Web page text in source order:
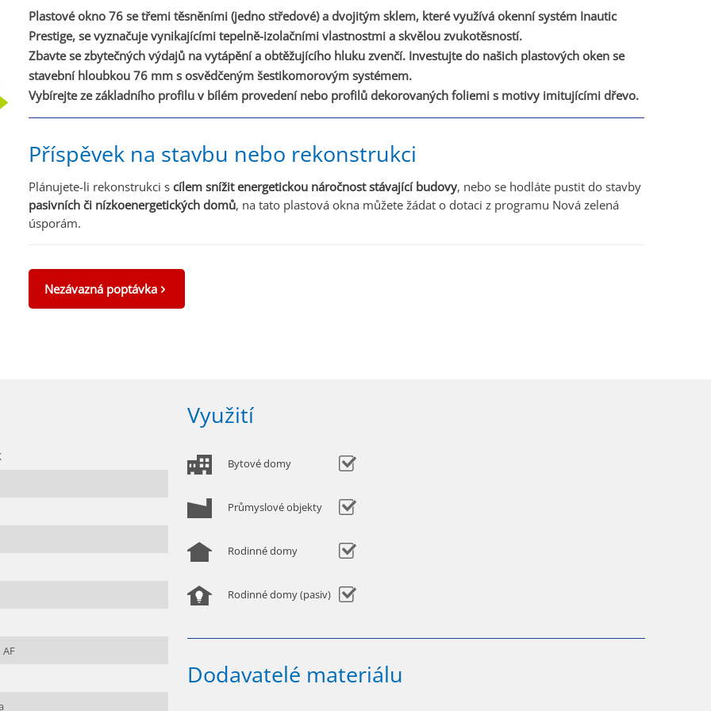
Plastové okno 76 se třemi těsněními (jedno středové) a dvojitým sklem, které využívá okenní systém Inautic
Prestige, se vyznačuje vynikajícími tepelně-izolačními vlastnostmi a skvělou zvukotěsností.
Zbavte se zbytečných výdajů na vytápění a obtěžujícího hluku zvenčí. Investujte do našich plastových oken se
stavební hloubkou 76 mm s osvědčeným šestikomorovým systémem.
Vybírejte ze základního profilu v bílém provedení nebo profilů dekorovaných foliemi s motivy imitujícími dřevo.
Příspěvek na stavbu nebo rekonstrukci
Plánujete-li rekonstrukci s cílem snížit energetickou náročnost stávající budovy, nebo se hodláte pustit do stavby
pasivních či nízkoenergetických domů, na tato plastová okna můžete žádat o dotaci z programu Nová zelená
úsporám.
Nezávazná poptávka
AF
Využití
Bytové domy
Průmyslové objekty
Rodinné domy
Rodinné domy (pasiv)
Dodavatelé materiálu